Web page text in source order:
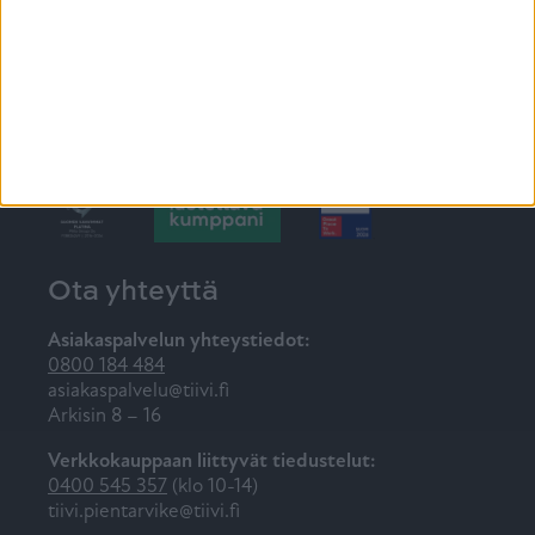
Ota yhteyttä
Asiakaspalvelun yhteystiedot:
0800 184 484
asiakaspalvelu@tiivi.fi
Arkisin 8 – 16
Verkkokauppaan liittyvät tiedustelut:
0400 545 357 (klo 10-14)
tiivi.pientarvike@tiivi.fi